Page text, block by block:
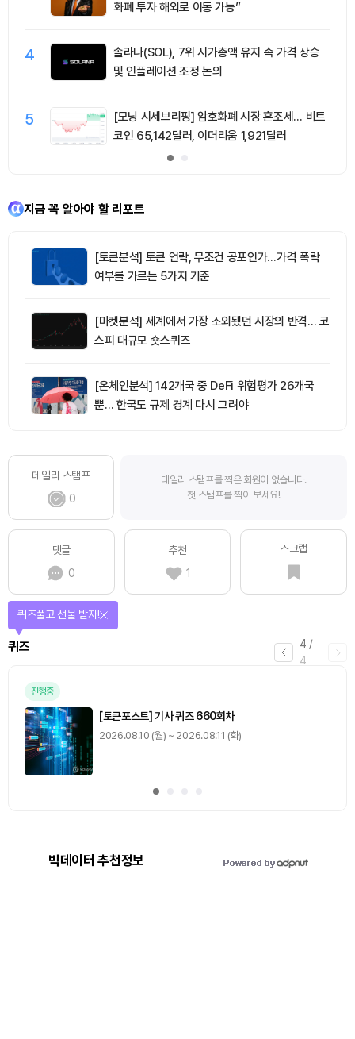
화폐 투자 해외로 이동 가능”
4
솔라나(SOL), 7위 시가총액 유지 속 가격 상승
및 인플레이션 조정 논의
5
[모닝 시세브리핑] 암호화폐 시장 혼조세… 비트
코인 65,142달러, 이더리움 1,921달러
지금 꼭 알아야 할 리포트
[토큰분석] 토큰 언락, 무조건 공포인가…가격 폭락
여부를 가르는 5가지 기준
[마켓분석] 세계에서 가장 소외됐던 시장의 반격… 코
스피 대규모 숏스퀴즈
[온체인분석] 142개국 중 DeFi 위험평가 26개국
뿐… 한국도 규제 경계 다시 그려야
데일리 스탬프
0
데일리 스탬프를 찍은 회원이 없습니다.
첫 스탬프를 찍어 보세요!
댓글
0
추천
1
스크랩
4 /
4
퀴즈
퀴즈풀고 선물 받자!
진행중
[토큰포스트] 기사 퀴즈 660회차
2026.08.10 (월) ~ 2026.08.11 (화)
빅데이터 추천정보